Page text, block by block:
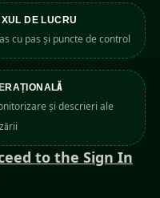
DE LUCRU
cu pas și puncte de control
și descrieri ale
to the Sign In